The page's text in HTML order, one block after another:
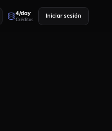
4/day
Créditos Iniciar sesión